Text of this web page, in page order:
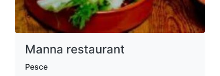
Manna restaurant
Pesce